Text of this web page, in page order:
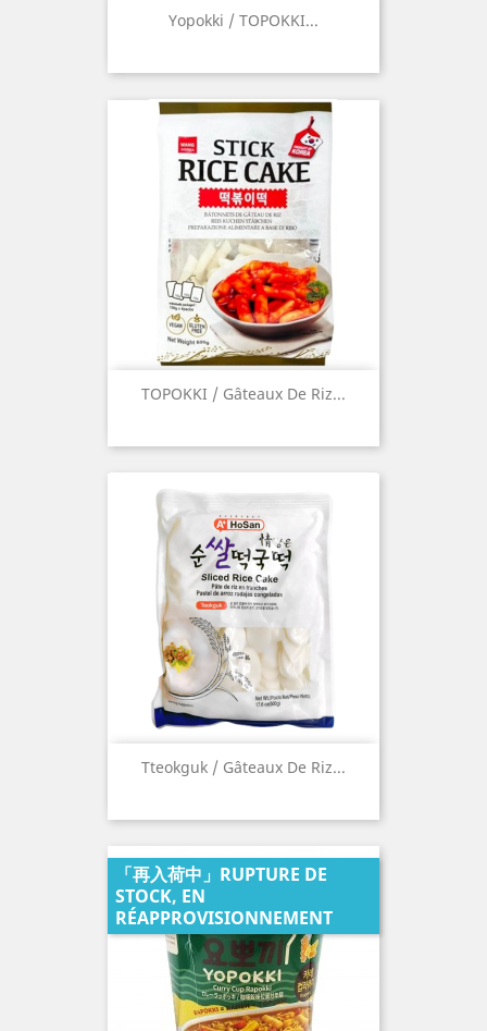
Yopokki / TOPOKKI...
TOPOKKI / Gâteaux De Riz...
Tteokguk / Gâteaux De Riz...
「再入荷中」RUPTURE DE
STOCK, EN
RÉAPPROVISIONNEMENT